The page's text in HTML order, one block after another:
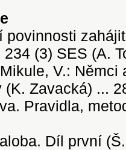
povinnosti
(3) SES (A.
V.: Němci
Zavacká) ...
Pravidla,
Díl první